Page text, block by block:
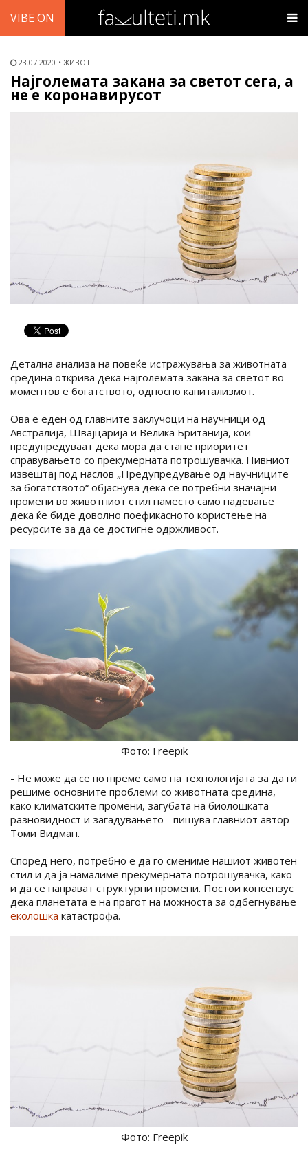
VIBE ON
23.07.2020 ЖИВОТ
Најголемата закана за светот сега, а
не е коронавирусот
Детална анализа на повеќе истражувања за животната
средина открива дека најголемата закана за светот во
моментов е богатството, односно капитализмот.
Ова е еден од главните заклучоци на научници од
Австралија, Швајцарија и Велика Британија, кои
предупредуваат дека мора да стане приоритет
справувањето со прекумерната потрошувачка. Нивниот
извештај под наслов „Предупредување од научниците
за богатството“ објаснува дека се потребни значајни
промени во животниот стил наместо само надевање
дека ќе биде доволно поефикасното користење на
ресурсите за да се достигне одржливост.
Фото: Freepik
- Не може да се потпреме само на технологијата за да ги
решиме основните проблеми со животната средина,
како климатските промени, загубата на биолошката
разновидност и загадувањето - пишува главниот автор
Томи Видман.
Според него, потребно е да го смениме нашиот животен
стил и да ја намалиме прекумерната потрошувачка, како
и да се направат структурни промени. Постои консензус
дека планетата е на прагот на можноста за одбегнување
еколошка катастрофа.
Фото: Freepik